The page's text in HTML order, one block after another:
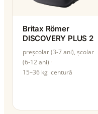
Britax Römer
DISCOVERY PLUS 2
preșcolar (3-7 ani), școlar
(6-12 ani)
15–36 kg centură